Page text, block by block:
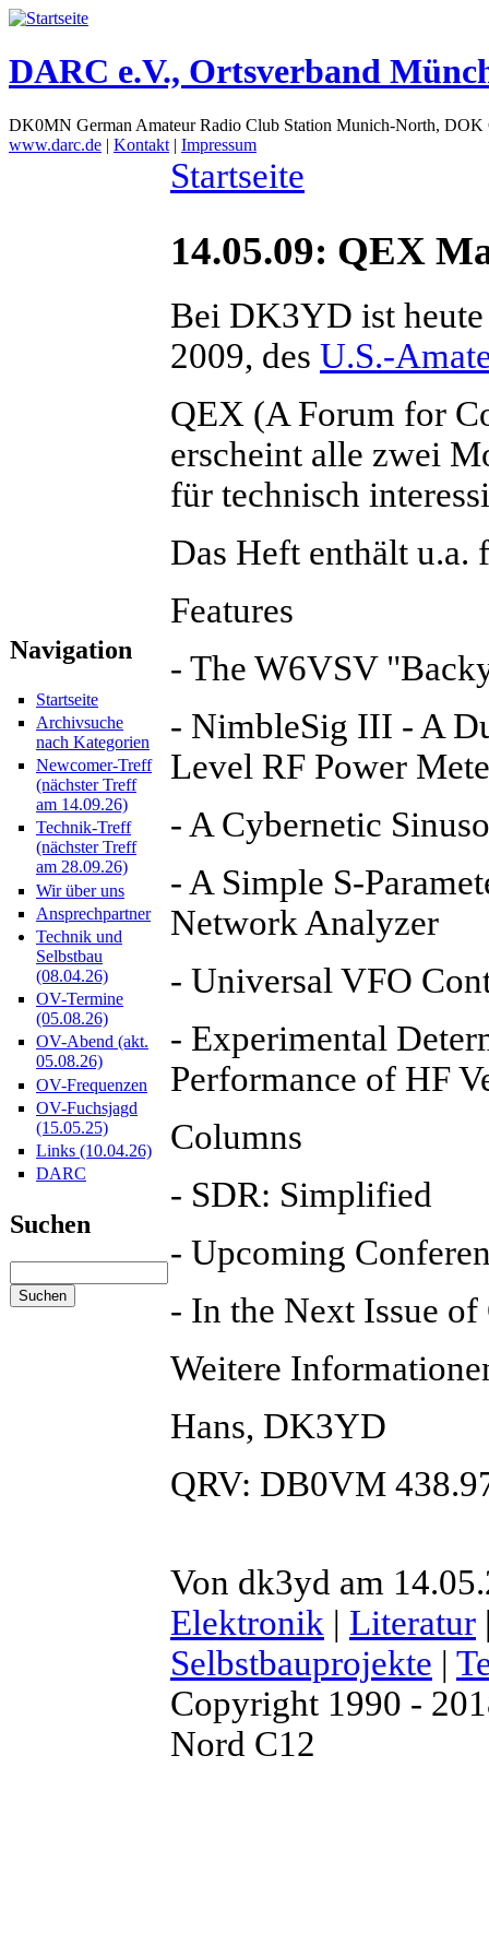
DARC e.V., Ortsverband
DK0MN German Amateur Radio Club Station Munich-North,
www.darc.de | Kontakt | Impressum
Navigation
Startseite
Archivsuche
nach Kategorien
Newcomer-Treff
(nächster Treff
am 14.09.26)
Technik-Treff
(nächster Treff
am 28.09.26)
Wir über uns
Ansprechpartner
Technik und
Selbstbau
(08.04.26)
OV-Termine
(05.08.26)
OV-Abend (akt.
05.08.26)
OV-Frequenzen
OV-Fuchsjagd
(15.05.25)
Links (10.04.26)
DARC
Suchen
Startseite
14.05.09: QEX
Bei DK3YD ist heute
2009, des U.S.-
QEX (A Forum for
erscheint alle zwei
für technisch
Das Heft enthält
Features
- The W6VSV
- NimbleSig III - A
Level RF Power
- A Cybernetic
- A Simple S-
Network Analyzer
- Universal VFO
- Experimental
Performance of HF
Columns
- SDR: Simplified
- Upcoming
- In the Next Issue
Weitere
Hans, DK3YD
QRV: DB0VM
Von dk3yd am
Elektronik | Literatur
Selbstbauprojekte |
Copyright 1990 -
Nord C12